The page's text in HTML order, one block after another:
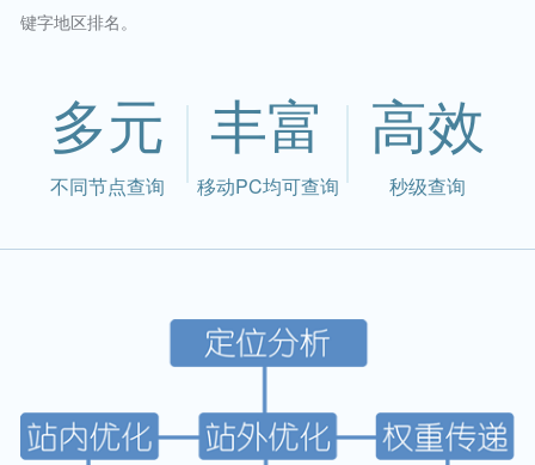
键字地区排名。
多元
不同节点查询
丰富
移动PC均可查询
高效
秒级查询